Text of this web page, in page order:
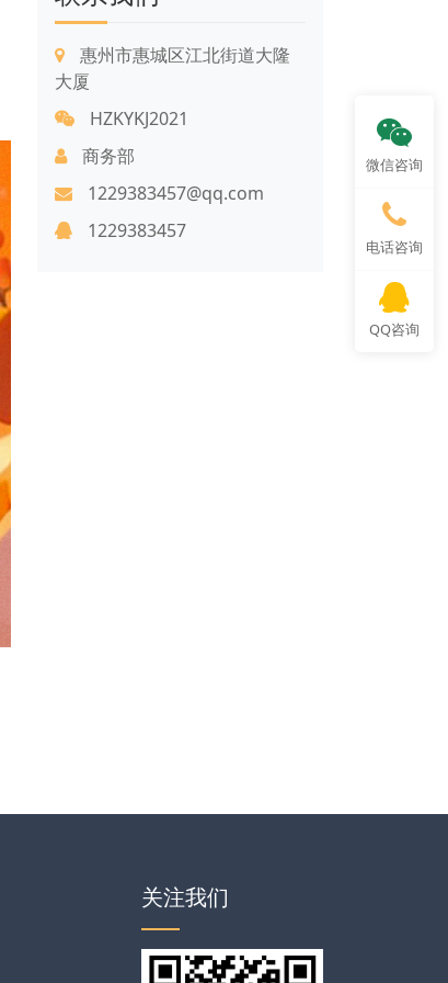
惠州市惠城区江北街道大隆
大厦
HZKYKJ2021
商务部
1229383457@qq.com
1229383457
关注我们
微信咨询
电话咨询
QQ咨询